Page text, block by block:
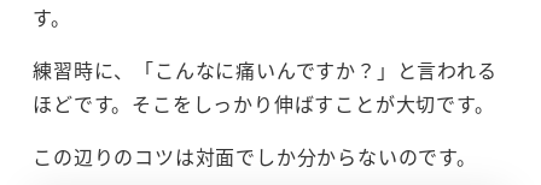
す。
練習時に、「こんなに痛いんですか？」と言われる
ほどです。そこをしっかり伸ばすことが大切です。
この辺りのコツは対面でしか分からないのです。